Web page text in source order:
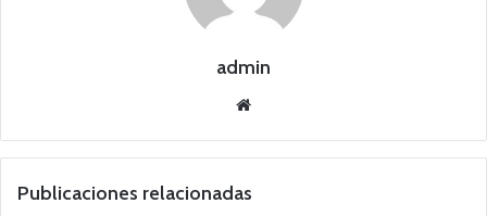
admin
we
Publicaciones relacionadas